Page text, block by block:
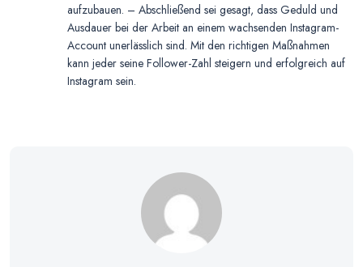
aufzubauen. – Abschließend sei gesagt, dass Geduld und
Ausdauer bei der Arbeit an einem wachsenden Instagram-
Account unerlässlich sind. Mit den richtigen Maßnahmen
kann jeder seine Follower-Zahl steigern und erfolgreich auf
Instagram sein.